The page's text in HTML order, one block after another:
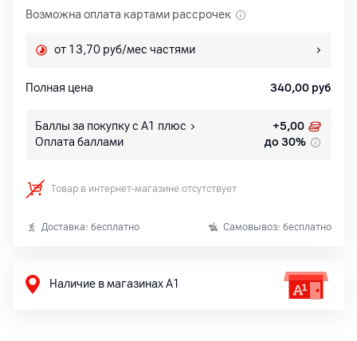
Возможна оплата картами рассрочек
от 13,70 руб/мес частями
Полная цена 340,00 руб
Баллы за покупку с А1 плюс +5,00
Оплата баллами
до 30%
Товар в интернет-магазине отсутствует
Доставка: бесплатно Самовывоз: бесплатно
Наличие в магазинах А1